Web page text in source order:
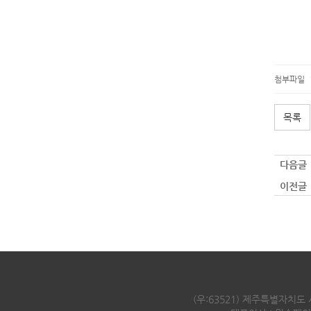
첨부파일
목록
다음
이전
(우:63521) 제주특별자치도